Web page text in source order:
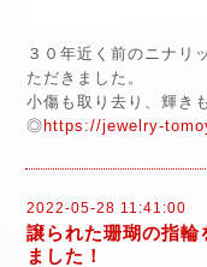
３０年近く前のニナリ
ただきました。
小傷も取り去り、輝き
◎ https://jewelry-
2022-05-28 11:41:00
譲られた珊瑚の指
ました！